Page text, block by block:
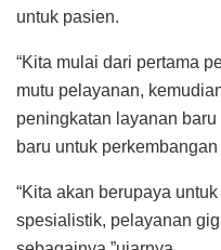
untuk pasien.
“Kita mulai dari pertama
mutu pelayanan,
peningkatan layanan
baru untuk
“Kita akan berupaya
spesialistik, pelayanan